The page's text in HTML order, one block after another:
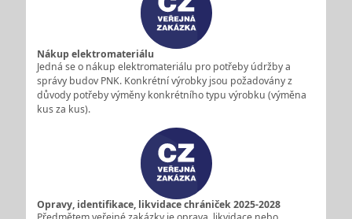
Nákup elektromateriálu
Jedná se o nákup elektromateriálu pro potřeby údržby a
správy budov PNK. Konkrétní výrobky jsou požadovány z
důvody potřeby výměny konkrétního typu výrobku (výměna
kus za kus).
Opravy, identifikace, likvidace chrániček 2025-2028